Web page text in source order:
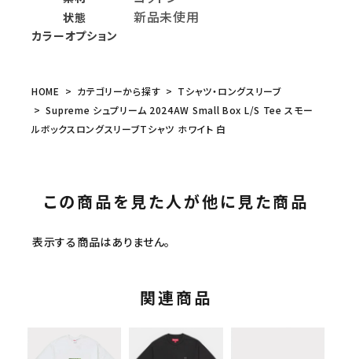
状態 新品未使用
カラーオプション
HOME カテゴリーから探す
Tシャツ・ロングスリーブ
Supreme シュプリーム 2024AW Small Box L/S Tee スモー
ルボックスロングスリーブTシャツ ホワイト 白
この商品を見た人が他に見た商品
表示する商品はありません。
関連商品